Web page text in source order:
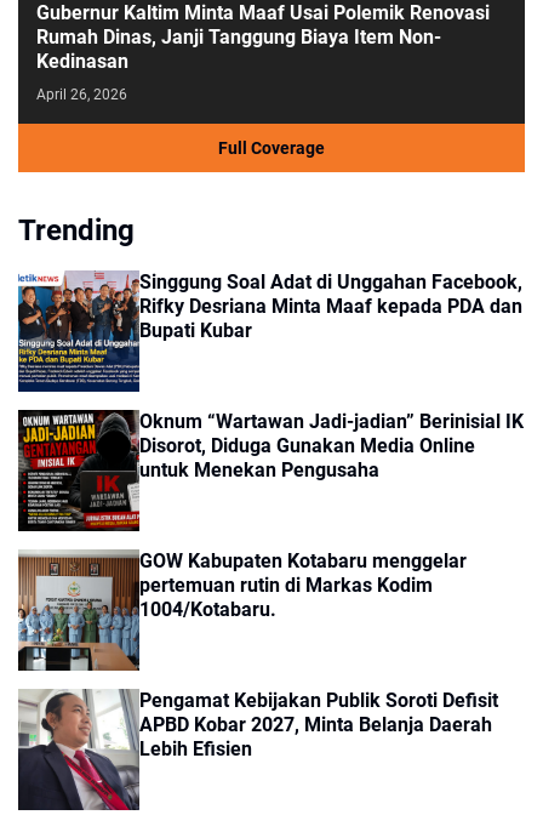
Gubernur Kaltim Minta Maaf Usai Polemik Renovasi
Rumah Dinas, Janji Tanggung Biaya Item Non-
Kedinasan
April 26, 2026
Full Coverage
Trending
Singgung Soal Adat di Unggahan Facebook,
Rifky Desriana Minta Maaf kepada PDA dan
Bupati Kubar
Oknum “Wartawan Jadi-jadian” Berinisial IK
Disorot, Diduga Gunakan Media Online
untuk Menekan Pengusaha
GOW Kabupaten Kotabaru menggelar
pertemuan rutin di Markas Kodim
1004/Kotabaru.
Pengamat Kebijakan Publik Soroti Defisit
APBD Kobar 2027, Minta Belanja Daerah
Lebih Efisien